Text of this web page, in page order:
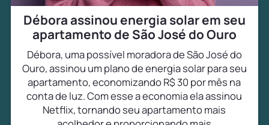
Débora assinou energia solar em seu
apartamento de São José do Ouro
Débora, uma possível moradora de São José do
Ouro, assinou um plano de energia solar para seu
apartamento, economizando R$ 30 por mês na
conta de luz. Com esse a economia ela assinou
Netflix, tornando seu apartamento mais